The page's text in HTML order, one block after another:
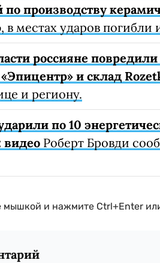
производству
местах ударов погибли
россияне
и склад
и региону.
по 10
видео Роберт Бровди
мышкой и нажмите Ctrl+Enter